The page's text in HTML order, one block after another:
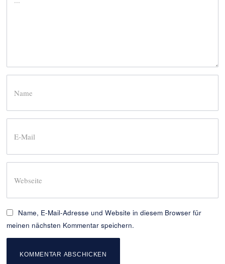
Name, E-Mail-Adresse und Website in diesem Browser für
meinen nächsten Kommentar speichern.